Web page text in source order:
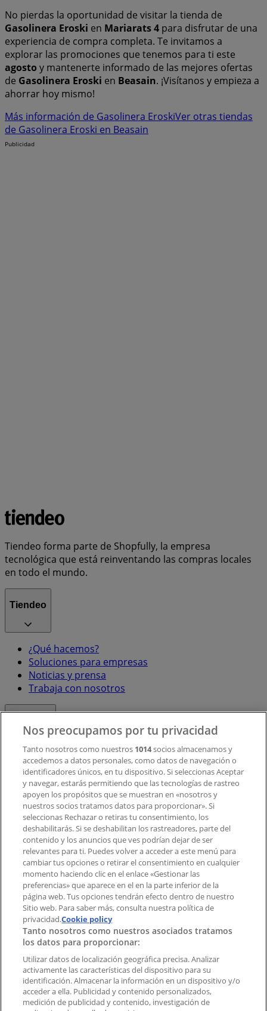
No pierdas la oportunidad de visitar la tienda de
Gasolinera Eroski en Mariarats 4 para disfrutar de una
experiencia de compra completa. Te invitamos a
explorar las promociones que tenemos para ti este
agosto y mantenerte informado de las mejores ofertas
de Gasolinera Eroski en Beasain. ¡Visítanos y empieza a
ahorrar hoy mismo!
Más información de Gasolinera EroskiVer otras tiendas
de Gasolinera Eroski en Beasain
Publicidad
Tiendeo forma parte de Shopfully, la empresa
tecnológica que está reinventando las compras locales
en todo el mundo.
Tiendeo
¿Qué hacemos?
Soluciones para empresas
Noticias y prensa
Trabaja con nosotros
Contacto comercial y de marketing
Tienda mal colocada en el mapa
Notificar un folleto
¿Encontraste un problema en la web o en la
aplicación?
Índices
Marcas
Marcas locales
Negocios
Negocios cercanos
Productos
Productos locales
Ciudades
Descargar la APP Tiendeo
Nos preocupamos por tu privacidad
Tanto nosotros como nuestros 1014socios almacenamos y
accedemos a datos personales, como datos de navegación o
identificadores únicos, en tu dispositivo. Si seleccionas Aceptar
y navegar, estarás permitiendo que las tecnologías de rastreo
apoyen los propósitos que se muestran en «nosotros y
nuestros socios tratamos datos para proporcionar». Si
seleccionas Rechazar o retiras tu consentimiento, los
deshabilitarás. Si se deshabilitan los rastreadores, parte del
contenido y los anuncios que ves podrían dejar de ser
relevantes para ti. Puedes volver a acceder a este menú para
cambiar tus opciones o retirar el consentimiento en cualquier
momento haciendo clic en el enlace «Gestionar las
preferencias» que aparece en el en la parte inferior de la
página web. Tus opciones tendrán efecto dentro de nuestro
Sitio web. Para saber más, consulta nuestra política de
privacidad.Cookie policy
Tanto nosotros como nuestros asociados tratamos
los datos para proporcionar:
Utilizar datos de localización geográfica precisa. Analizar
activamente las características del dispositivo para su
identificación. Almacenar la información en un dispositivo y/o
acceder a ella. Publicidad y contenido personalizados,
medición de publicidad y contenido, investigación de